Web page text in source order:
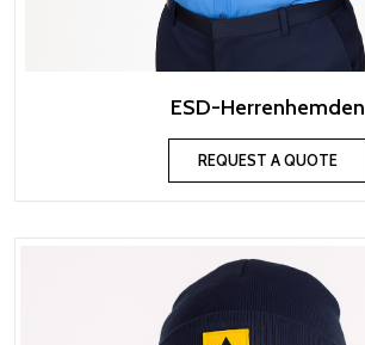
ESD-Herrenhemden
REQUEST A QUOTE